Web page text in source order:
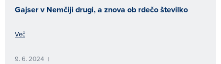
Gajser v Nemčiji drugi, a znova ob rdečo številko
Več
9. 6. 2024 |